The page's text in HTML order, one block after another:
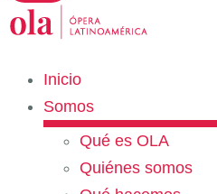
Inicio
Somos
Qué es OLA
Quiénes somos